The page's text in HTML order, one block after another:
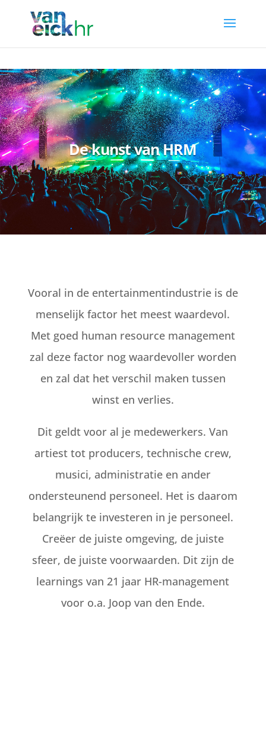
pagina-content
De kunst van HRM
Vooral in de entertainmentindustrie is de
menselijk factor het meest waardevol.
Met goed human resource management
zal deze factor nog waardevoller worden
en zal dat het verschil maken tussen
winst en verlies.
Dit geldt voor al je medewerkers. Van
artiest tot producers, technische crew,
musici, administratie en ander
ondersteunend personeel. Het is daarom
belangrijk te investeren in je personeel.
Creëer de juiste omgeving, de juiste
sfeer, de juiste voorwaarden. Dit zijn de
learnings van 21 jaar HR-management
voor o.a. Joop van den Ende.